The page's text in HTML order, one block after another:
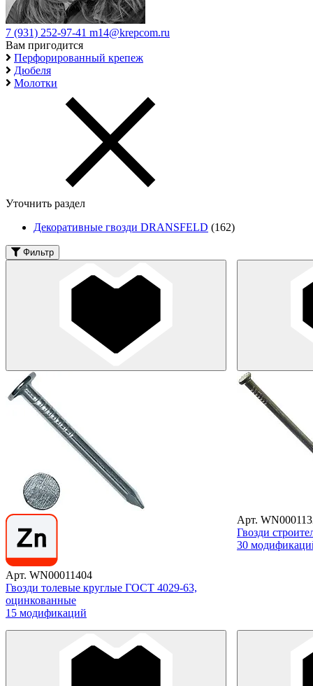
7 (931) 252-97-41 m14@krepcom.ru
Вам пригодится
Перфорированный крепеж
Дюбеля
Молотки
Уточнить раздел
Декоративные гвозди DRANSFELD (162)
Фильтр
Арт. WN00011404
Гвозди толевые круглые ГОСТ 4029-63,
оцинкованные
15 модификаций
Арт.
Гвозди
30